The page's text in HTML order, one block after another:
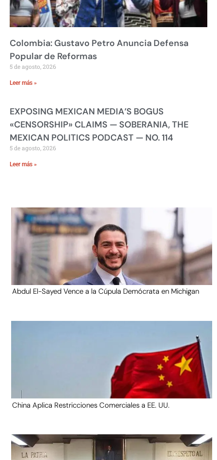
Colombia: Gustavo Petro Anuncia Defensa
Popular de Reformas
5 de agosto, 2026
Leer más »
EXPOSING MEXICAN MEDIA’S BOGUS
«CENSORSHIP» CLAIMS — SOBERANIA, THE
MEXICAN POLITICS PODCAST — NO. 114
5 de agosto, 2026
Leer más »
Abdul El-Sayed Vence a la Cúpula Demócrata en Michigan
China Aplica Restricciones Comerciales a EE. UU.